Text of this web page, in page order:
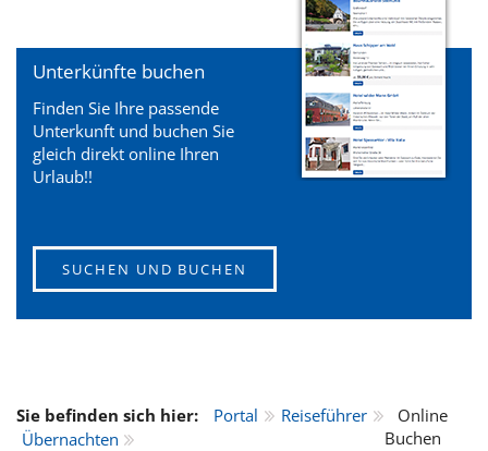
Unterkünfte buchen
Finden Sie Ihre passende
Unterkunft und buchen Sie
gleich direkt online Ihren
Urlaub!!
SUCHEN UND BUCHEN
Sie befinden sich hier: Portal
Reiseführer
Übernachten
Online
Buchen